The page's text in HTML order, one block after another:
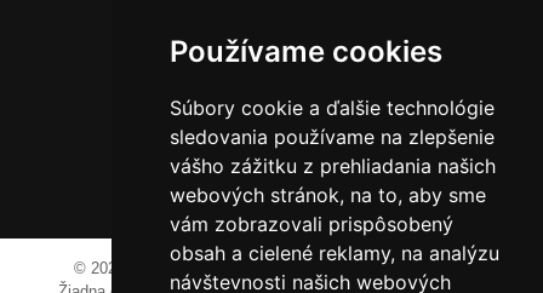
Používame cookies
Súbory cookie a ďalšie technológie
sledovania používame na zlepšenie
vášho zážitku z prehliadania našich
webových stránok, na to, aby sme
vám zobrazovali prispôsobený
obsah a cielené reklamy, na analýzu
návštevnosti našich webových
DIČ: 2121076738
0911 955 646
© 2023-2024 JM Media, s.r.o.
Všetky práva vyhradené.